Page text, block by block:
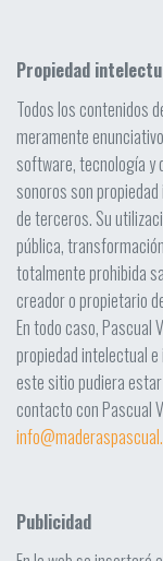
Propiedad
Todos los contenidos
meramente
software, tecnología y
sonoros son
de terceros. Su
pública,
totalmente prohibida
creador o propietario
En todo caso, Pascual
propiedad intelectual
este sitio pudiera
contacto con Pascual
Publicidad